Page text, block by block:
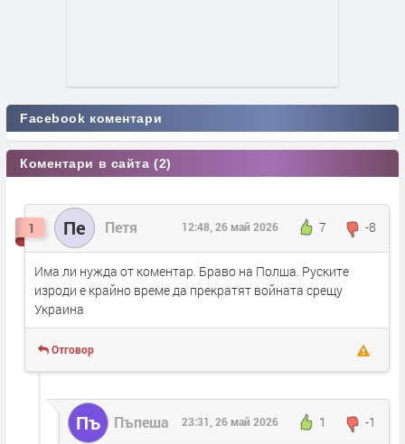
Facebook коментари
Коментари в сайта (2)
1 Пе Петя 7 -8
12:48, 26 май 2026
Има ли нужда от коментар. Браво на Полша. Руските
изроди е крайно време да прекратят войната срещу
Украина
Отговор
Пъ Пъпеша 1 -1
23:31, 26 май 2026